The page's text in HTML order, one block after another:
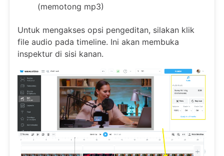
(memotong mp3)
Untuk mengakses opsi pengeditan, silakan klik
file audio pada timeline. Ini akan membuka
inspektur di sisi kanan.